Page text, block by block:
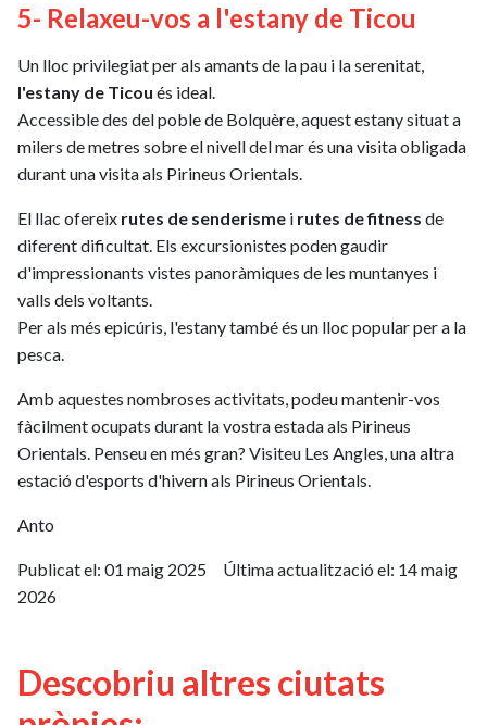
5- Relaxeu-vos a l'estany de Ticou
Un lloc privilegiat per als amants de la pau i la serenitat,
l'estany de Ticou és ideal.
Accessible des del poble de Bolquère, aquest estany situat a
milers de metres sobre el nivell del mar és una visita obligada
durant una visita als Pirineus Orientals.
El llac ofereix rutes de senderisme i rutes de fitness de
diferent dificultat. Els excursionistes poden gaudir
d'impressionants vistes panoràmiques de les muntanyes i
valls dels voltants.
Per als més epicúris, l'estany també és un lloc popular per a la
pesca.
Amb aquestes nombroses activitats, podeu mantenir-vos
fàcilment ocupats durant la vostra estada als Pirineus
Orientals. Penseu en més gran? Visiteu Les Angles, una altra
estació d'esports d'hivern als Pirineus Orientals.
Anto
Publicat el: 01 maig 2025 Última actualització el: 14 maig
2026
Descobriu altres ciutats